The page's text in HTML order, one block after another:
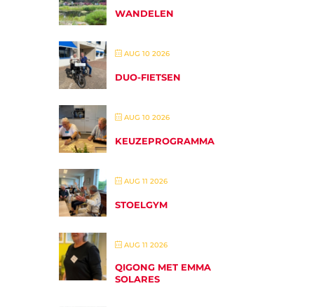
WANDELEN
AUG 10 2026
DUO-FIETSEN
AUG 10 2026
KEUZEPROGRAMMA
AUG 11 2026
STOELGYM
AUG 11 2026
QIGONG MET EMMA
SOLARES